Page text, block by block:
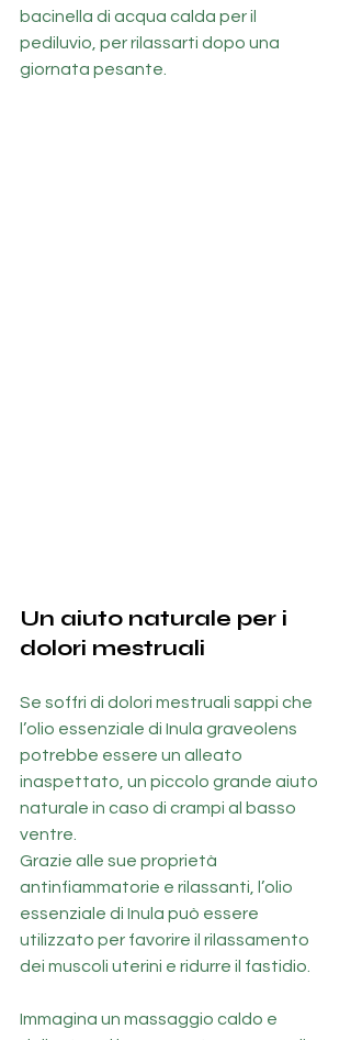
bacinella di acqua calda per il
pediluvio, per rilassarti dopo una
giornata pesante.
Un aiuto naturale per i
dolori mestruali
Se soffri di dolori mestruali sappi che
l’olio essenziale di Inula graveolens
potrebbe essere un alleato
inaspettato, un piccolo grande aiuto
naturale in caso di crampi al basso
ventre.
Grazie alle sue proprietà
antinfiammatorie e rilassanti, l’olio
essenziale di Inula può essere
utilizzato per favorire il rilassamento
dei muscoli uterini e ridurre il fastidio.
Immagina un massaggio caldo e